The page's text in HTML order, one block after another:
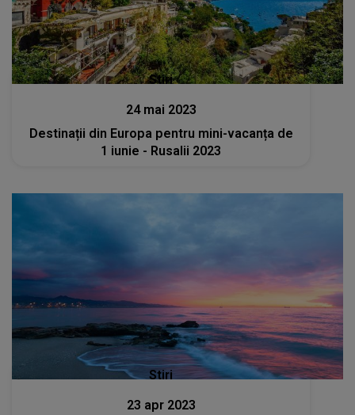
Stiri
24 mai 2023
Destinații din Europa pentru mini-vacanța de
1 iunie - Rusalii 2023
Stiri
23 apr 2023